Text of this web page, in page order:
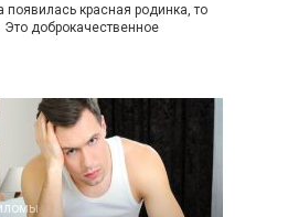
появилась красная родинка, то
доброкачественное